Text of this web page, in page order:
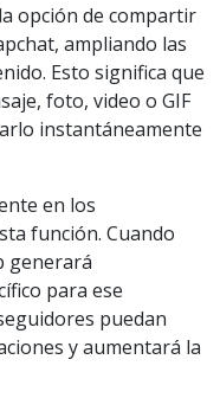
opción de compartir
ampliando las
Esto significa que
foto, video o GIF
instantáneamente
en los
función. Cuando
generará
para ese
puedan
y aumentará la